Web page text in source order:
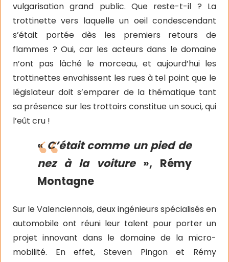
vulgarisation grand public. Que reste-t-il ? La
trottinette vers laquelle un oeil condescendant
s’était portée dès les premiers retours de
flammes ? Oui, car les acteurs dans le domaine
n’ont pas lâché le morceau, et aujourd’hui les
trottinettes envahissent les rues à tel point que le
législateur doit s’emparer de la thématique tant
sa présence sur les trottoirs constitue un souci, qui
l’eût cru !
«C’était comme un pied de
nez à la voiture», Rémy
Montagne
Sur le Valenciennois, deux ingénieurs spécialisés en
automobile ont réuni leur talent pour porter un
projet innovant dans le domaine de la micro-
mobilité. En effet, Steven Pingon et Rémy